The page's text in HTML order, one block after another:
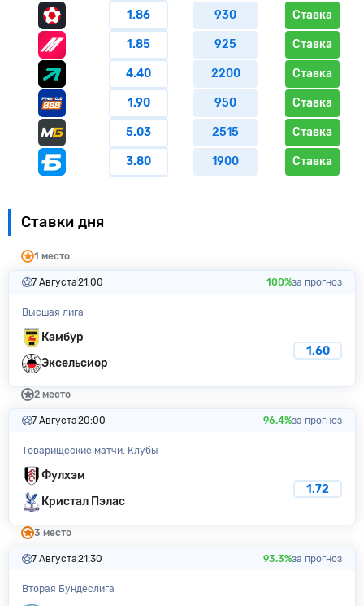
1.86 930 Ставка
1.85 925 Ставка
4.40 2200 Ставка
1.90 950 Ставка
5.03 2515 Ставка
3.80 1900 Ставка
Ставки дня
1 место
7 Августа21:00 100%за прогноз
Высшая лига
Камбур
Эксельсиор
1.60
2 место
7 Августа20:00 96.4%за прогноз
Товарищеские матчи. Клубы
Фулхэм
Кристал Пэлас
1.72
3 место
7 Августа21:30 93.3%за прогноз
Вторая Бундеслига